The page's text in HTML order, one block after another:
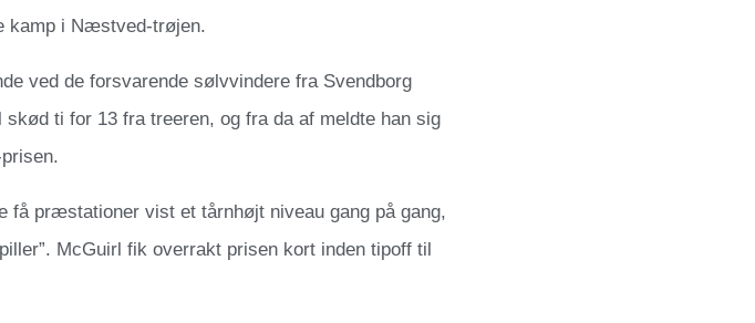
kamp i Næstved-trøjen.
ved de forsvarende sølvvindere fra Svendborg
ti for 13 fra treeren, og fra da af meldte han sig
få præstationer vist et tårnhøjt niveau gang på gang,
McGuirl fik overrakt prisen kort inden tipoff til